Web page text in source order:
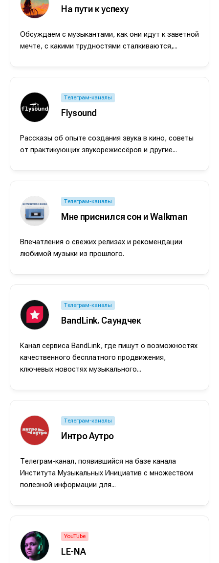
Написание
Исполнение
Инструменты
Написание
Исполнение
Инструменты
На пути к успеху
Обсуждаем с музыкантами, как они идут к заветной
мечте, с какими трудностями сталкиваются,...
Телеграм-каналы
Flysound
Рассказы об опыте создания звука в кино, советы
от практикующих звукорежиссёров и другие...
Телеграм-каналы
Мне приснился сон и Walkman
Впечатления о свежих релизах и рекомендации
любимой музыки из прошлого.
Телеграм-каналы
BandLink. Саундчек
Канал сервиса BandLink, где пишут о возможностях
качественного бесплатного продвижения,
ключевых новостях музыкального...
Телеграм-каналы
Интро Аутро
Телеграм-канал, появившийся на базе канала
Института Музыкальных Инициатив с множеством
полезной информации для...
YouTube
LE-NA